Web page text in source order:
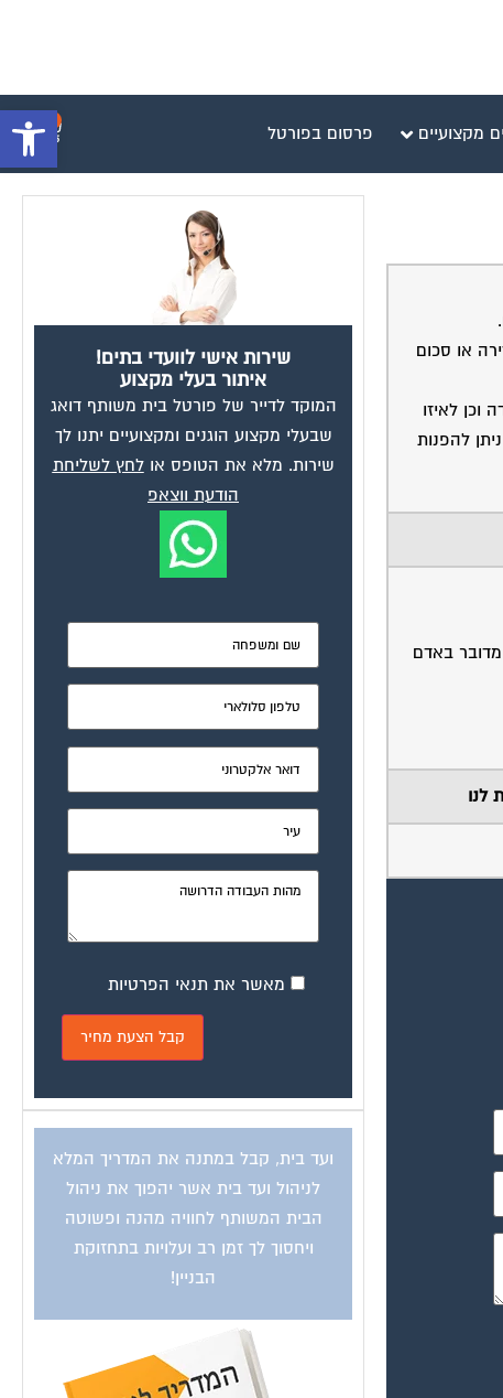
פתח מקצועיים פרסום בפורטל
דירה או סכום
לאיזו
האם ניתן להפנות
באדם
לנו
שירות אישי לוועדי בתים!
איתור בעלי מקצוע
המוקד לדייר של פורטל בית משותף דואג
שבעלי מקצוע הוגנים ומקצועיים יתנו לך
שירות. מלא את הטופס אולחץ לשליחת
הודעת ווצאפ
מאשר את תנאי הפרטיות
ועד בית, קבל במתנה את המדריך המלא
לניהול ועד בית אשר יהפוך את ניהול
הבית המשותף לחוויה מהנה ופשוטה
ויחסוך לך זמן רב ועלויות בתחזוקת
הבניין!